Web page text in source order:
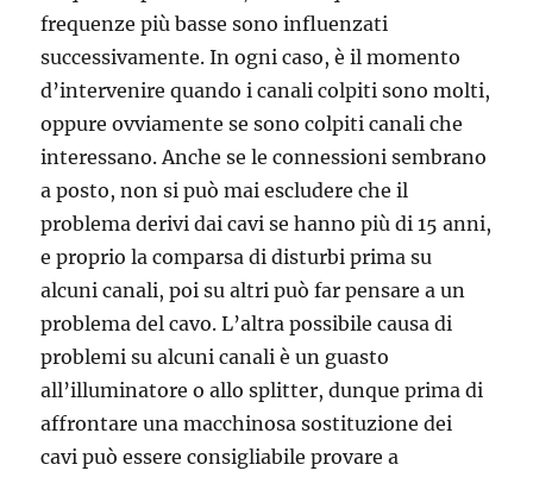
frequenze più basse sono influenzati
successivamente. In ogni caso, è il momento
d’intervenire quando i canali colpiti sono molti,
oppure ovviamente se sono colpiti canali che
interessano. Anche se le connessioni sembrano
a posto, non si può mai escludere che il
problema derivi dai cavi se hanno più di 15 anni,
e proprio la comparsa di disturbi prima su
alcuni canali, poi su altri può far pensare a un
problema del cavo. L’altra possibile causa di
problemi su alcuni canali è un guasto
all’illuminatore o allo splitter, dunque prima di
affrontare una macchinosa sostituzione dei
cavi può essere consigliabile provare a